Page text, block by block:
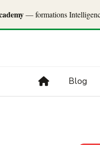
— formations
Blog